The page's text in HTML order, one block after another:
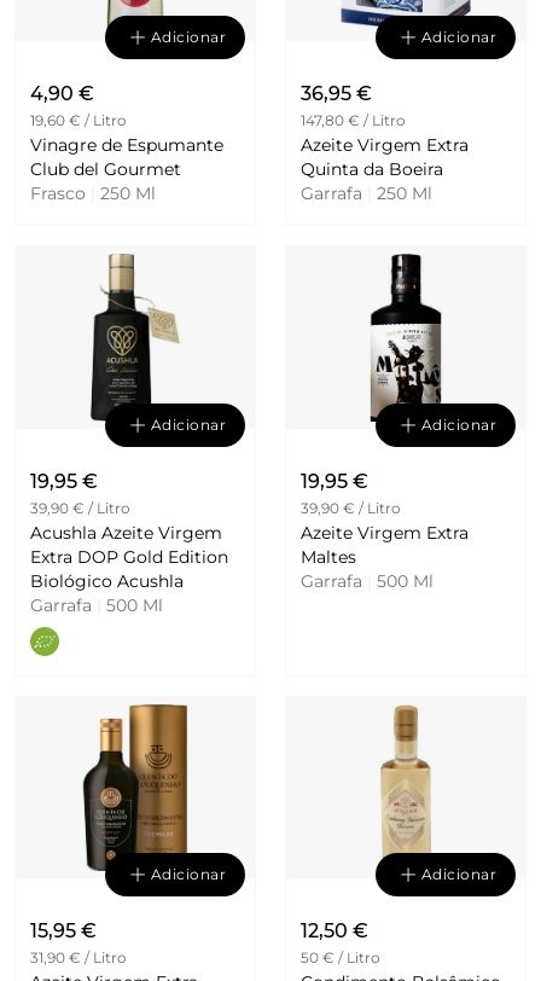
Adicionar
4,90 €
19,60 € / Litro
Vinagre de Espumante
Club del Gourmet
Frasco
250 Ml
Adicionar
36,95 €
147,80 € / Litro
Azeite Virgem Extra
Quinta da Boeira
Garrafa
250 Ml
Adicionar
19,95 €
39,90 € / Litro
Acushla Azeite Virgem
Extra DOP Gold Edition
Biológico Acushla
Garrafa
500 Ml
Adicionar
19,95 €
39,90 € / Litro
Azeite Virgem Extra
Maltes
Garrafa
500 Ml
Adicionar
15,95 €
31,90 € / Litro
Adicionar
12,50 €
50 € / Litro